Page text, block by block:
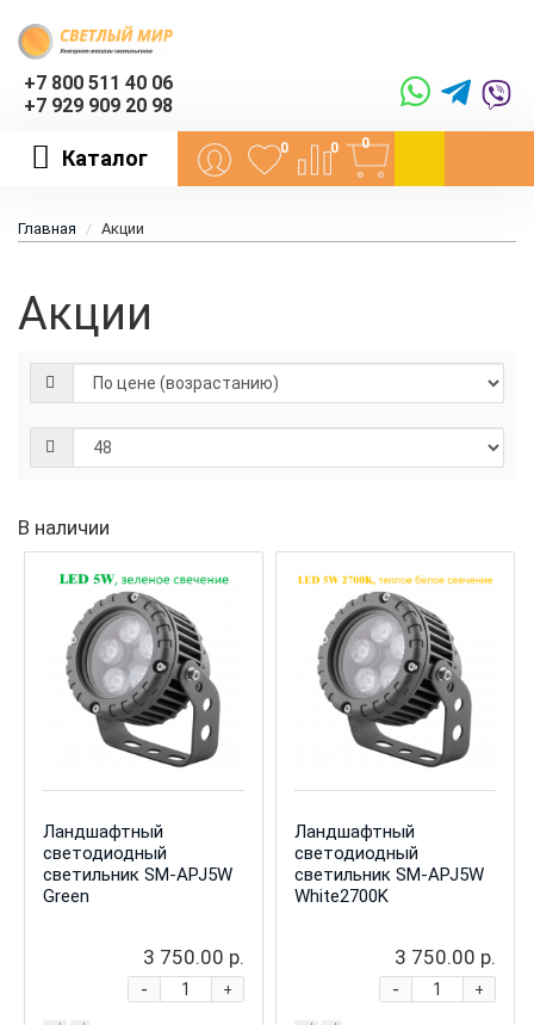
+7 800 511 40 06
+7 929 909 20 98
Каталог 0 0 0
Главная Акции
Акции
В наличии
Ландшафтный
светодиодный
светильник SM-APJ5W
Green
3 750.00 р.
+
-
Ландшафтный
светодиодный
светильник SM-APJ5W
White2700K
3 750.00 р.
+
-